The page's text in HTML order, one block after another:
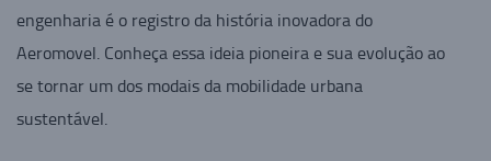
engenharia é o registro da história inovadora do
Aeromovel. Conheça essa ideia pioneira e sua evolução ao
se tornar um dos modais da mobilidade urbana
sustentável.